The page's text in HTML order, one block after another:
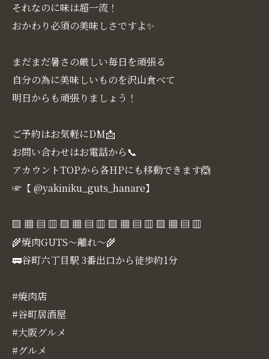
それなのに味は超一流！
おかわり必須の美味しさですよ✨
まだまだ暑さの厳しい毎日を頑張る
自分の為に美味しいものを沢山食べて
明日からも頑張りましょう！
ご予約はお気軽にDM📩
お問い合わせはお電話から📞
アカウントTOPから各HPにも移動できます🙆
☞【 @yakiniku_guts_hanare】
▧ ▦ ▤ ▥ ▧ ▦ ▤ ▥ ▧ ▦ ▤ ▥ ▧ ▦ ▤ ▥
🌾焼肉GUTS～離れ～🌾
🚃谷町六丁目駅 3番出口から徒歩約1分
#焼肉店
#谷町居酒屋
#大阪グルメ
#グルメ